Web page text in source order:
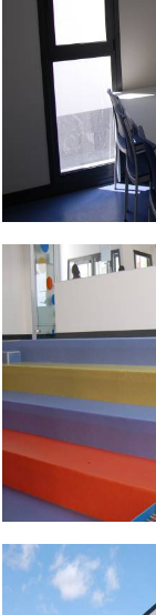
DSC_0483.jpg
DSC_0462.jpg